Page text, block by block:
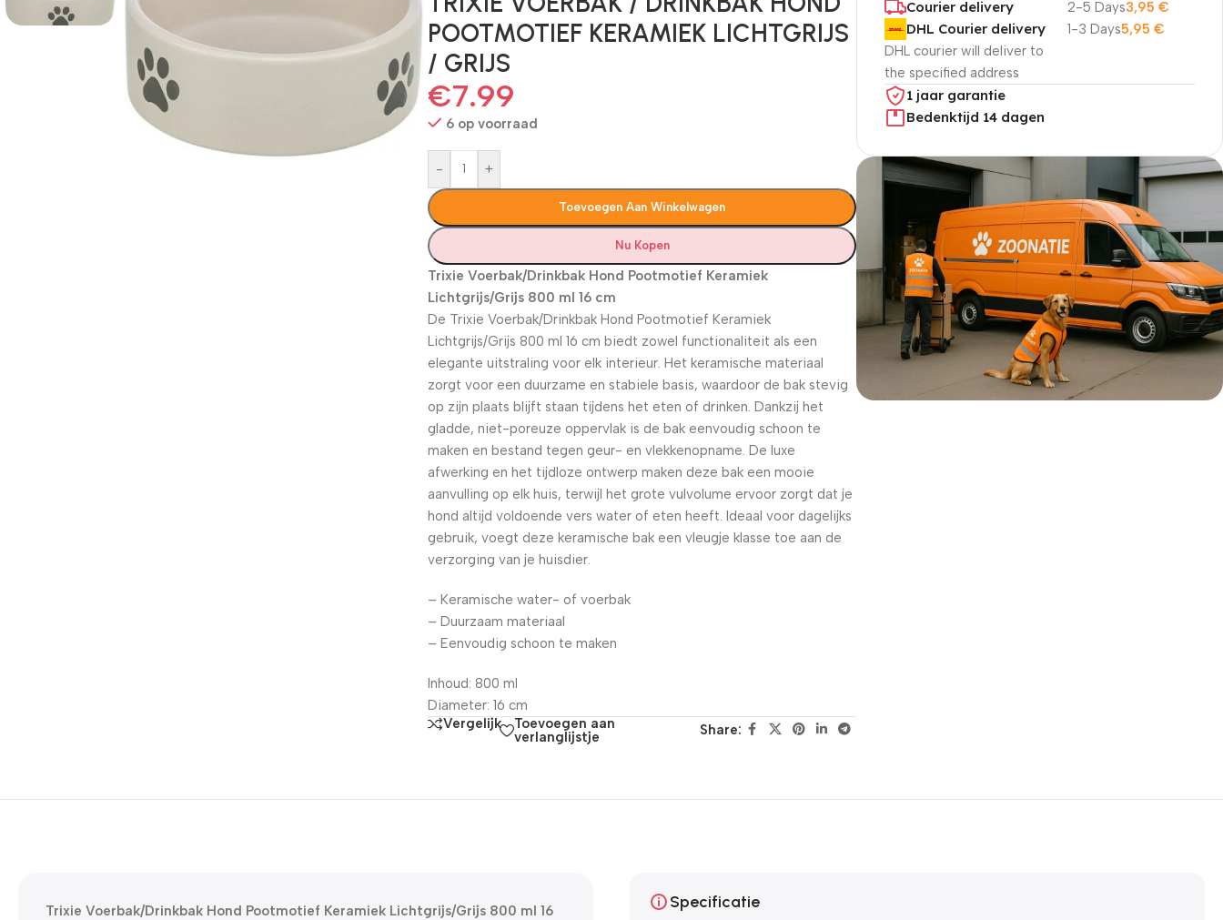
POOTMOTIEF KERAMIEK LICHTGRIJS
/ GRIJS
€7.99
6 op voorraad
- +
Toevoegen Aan Winkelwagen
Nu Kopen
Trixie Voerbak/Drinkbak Hond Pootmotief Keramiek
Lichtgrijs/Grijs 800 ml 16 cm
De Trixie Voerbak/Drinkbak Hond Pootmotief Keramiek
Lichtgrijs/Grijs 800 ml 16 cm biedt zowel functionaliteit als een
elegante uitstraling voor elk interieur. Het keramische materiaal
zorgt voor een duurzame en stabiele basis, waardoor de bak stevig
op zijn plaats blijft staan tijdens het eten of drinken. Dankzij het
gladde, niet-poreuze oppervlak is de bak eenvoudig schoon te
maken en bestand tegen geur- en vlekkenopname. De luxe
afwerking en het tijdloze ontwerp maken deze bak een mooie
aanvulling op elk huis, terwijl het grote vulvolume ervoor zorgt dat je
hond altijd voldoende vers water of eten heeft. Ideaal voor dagelijks
gebruik, voegt deze keramische bak een vleugje klasse toe aan de
verzorging van je huisdier.
– Keramische water- of voerbak
– Duurzaam materiaal
– Eenvoudig schoon te maken
Inhoud: 800 ml
Diameter: 16 cm
Vergelijk
Toevoegen aan
verlanglijstje
Share:
Courier delivery
2-5 Days3,95€
DHL Courier delivery
DHL courier will deliver to
the specified address
1-3 Days5,95€
1 jaar garantie
Bedenktijd 14 dagen
Trixie Voerbak/Drinkbak Hond Pootmotief Keramiek Lichtgrijs/Grijs 800 ml 16
Specificatie